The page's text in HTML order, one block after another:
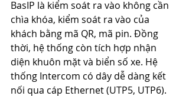
BasIP là kiểm soát ra vào không cần
chìa khóa, kiểm soát ra vào của
khách bằng mã QR, mã pin. Đồng
thời, hệ thống còn tích hợp nhận
diện khuôn mặt và biển số xe. Hệ
thống Intercom có dây dễ dàng kết
nối qua cáp Ethernet (UTP5, UTP6).